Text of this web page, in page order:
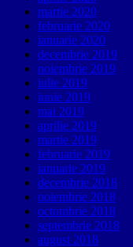
martie 2020
februarie 2020
ianuarie 2020
decembrie 2019
noiembrie 2019
iulie 2019
iunie 2019
mai 2019
aprilie 2019
martie 2019
februarie 2019
ianuarie 2019
decembrie 2018
noiembrie 2018
octombrie 2018
septembrie 2018
august 2018